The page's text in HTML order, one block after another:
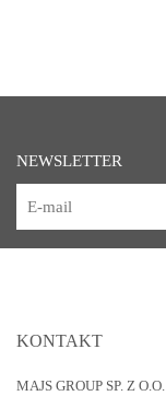
NEWSLETTER
KONTAKT
MAJS GROUP SP. Z O.O.